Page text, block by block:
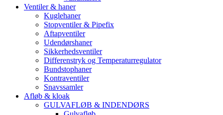
Ventiler & haner
Kuglehaner
Stopventiler & Pipefix
Aftapventiler
Udendørshaner
Sikkerhedsventiler
Differenstryk og Temperaturregulator
Bundstophaner
Kontraventiler
Snavssamler
Afløb & kloak
GULVAFLØB & INDENDØRS